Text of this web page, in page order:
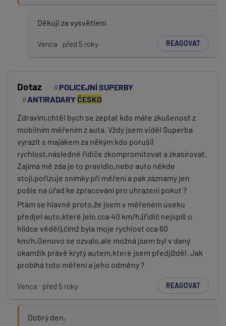
Děkuji za vysvětlení
Venca před 5 roky REAGOVAT
Dotaz
POLICEJNÍ SUPERBY
ANTIRADARYČESKO
Zdravím,chtěl bych se zeptat kdo máte zkušenost z
mobilním měřením z auta. Vždy jsem viděl Superba
vyrazit s majákem za někým kdo porušil
rychlost,následně řidiče zkompromitovat a zkasírovat.
Zajímá mě zda je to pravidlo,nebo auto někde
stojí,pořizuje snímky při měření a pak záznamy jen
pošle na úřad ke zpracování pro uhrazení pokut ?
Ptám se hlavně proto,že jsem v měřeném úseku
předjel auto,které jelo cca 40 km/h,(řidič nejspíš o
hlídce věděl),čímž byla moje rychlost cca 60
km/h,Genovo se ozvalo,ale možná jsem byl v daný
okamžik právě krytý autem,které jsem předjížděl. Jak
probíhá toto měření a jeho odměny ?
Venca před 5 roky REAGOVAT
Dobrý den,